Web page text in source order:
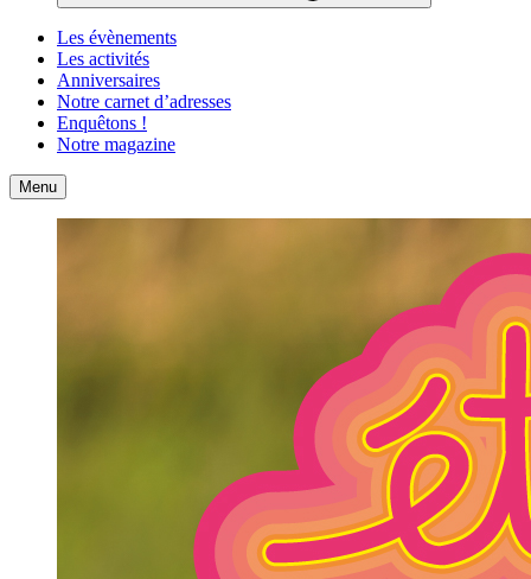
Les évènements
Les activités
Anniversaires
Notre carnet d’adresses
Enquêtons !
Notre magazine
Accueil
Menu Contact